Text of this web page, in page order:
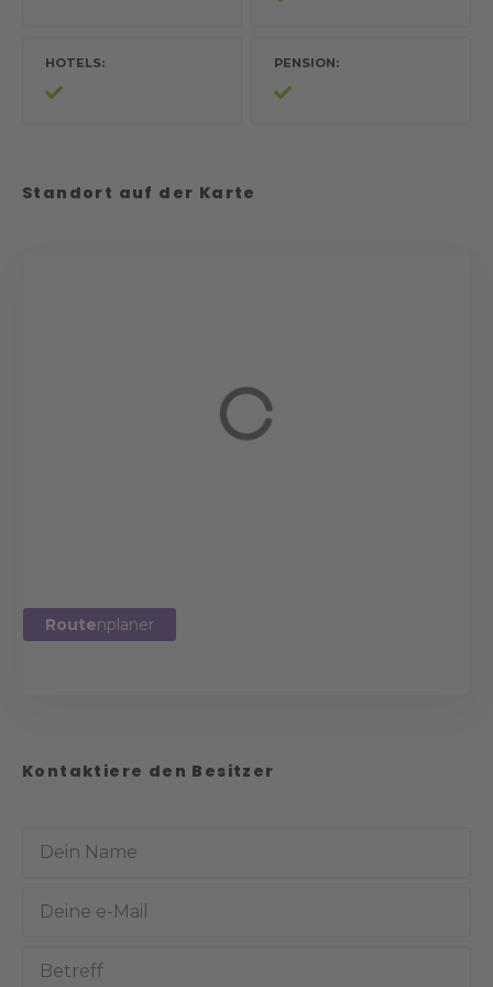
HOTELS PENSION
Standort auf der Karte
Routenplaner
Kontaktiere den Besitzer